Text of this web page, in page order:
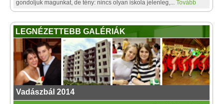
gondoljuk magunkat, de tény: nincs olyan iskola jelenleg,... Tovább
LEGNÉZETTEBB GALÉRIÁK
Vadászbál 2014